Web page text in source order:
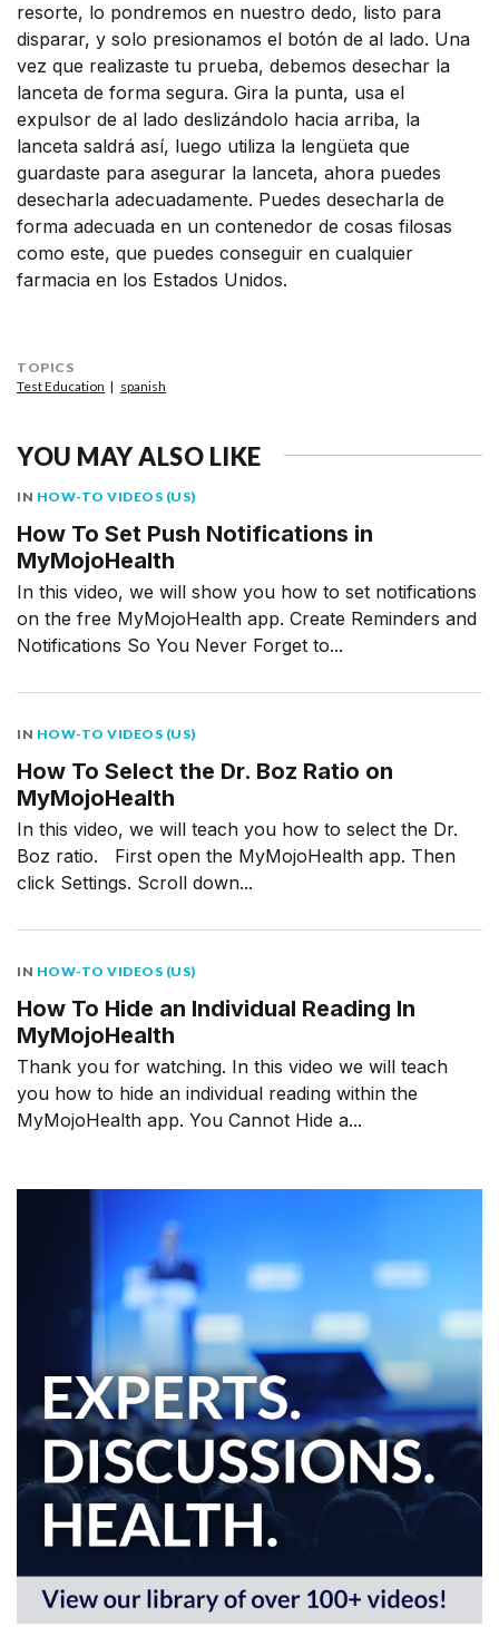
resorte, lo pondremos en nuestro dedo, listo para
disparar, y solo presionamos el botón de al lado. Una
vez que realizaste tu prueba, debemos desechar la
lanceta de forma segura. Gira la punta, usa el
expulsor de al lado deslizándolo hacia arriba, la
lanceta saldrá así, luego utiliza la lengüeta que
guardaste para asegurar la lanceta, ahora puedes
desecharla adecuadamente. Puedes desecharla de
forma adecuada en un contenedor de cosas filosas
como este, que puedes conseguir en cualquier
farmacia en los Estados Unidos.
TOPICS
Test Education
spanish
YOU MAY ALSO LIKE
IN HOW-TO VIDEOS (US)
How To Set Push Notifications in
MyMojoHealth
In this video, we will show you how to set notifications
on the free MyMojoHealth app. Create Reminders and
Notifications So You Never Forget to...
IN HOW-TO VIDEOS (US)
How To Select the Dr. Boz Ratio on
MyMojoHealth
In this video, we will teach you how to select the Dr.
Boz ratio. First open the MyMojoHealth app. Then
click Settings. Scroll down...
IN HOW-TO VIDEOS (US)
How To Hide an Individual Reading In
MyMojoHealth
Thank you for watching. In this video we will teach
you how to hide an individual reading within the
MyMojoHealth app. You Cannot Hide a...